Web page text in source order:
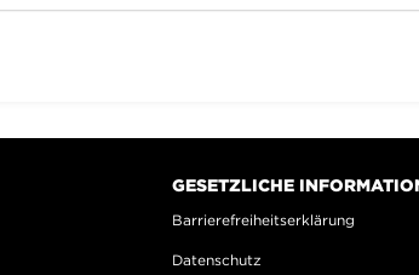
GESETZLICHE
Barrierefreiheitserklärung
Datenschutz